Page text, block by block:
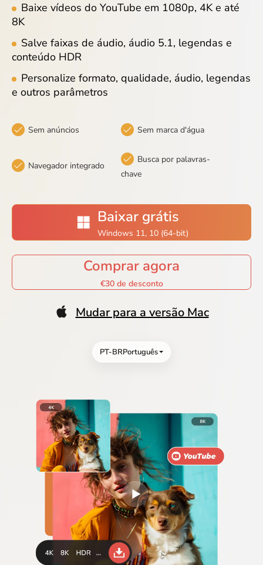
Baixe vídeos do YouTube em 1080p, 4K e até
8K
Salve faixas de áudio, áudio 5.1, legendas e
conteúdo HDR
Personalize formato, qualidade, áudio, legendas
e outros parâmetros
Sem anúncios Sem marca d'água
Navegador integrado
Busca por palavras-
chave
Baixar grátis
Windows 11, 10 (64-bit)
Comprar agora
€30 de desconto
Mudar para a versão Mac
PT-BRPortuguês